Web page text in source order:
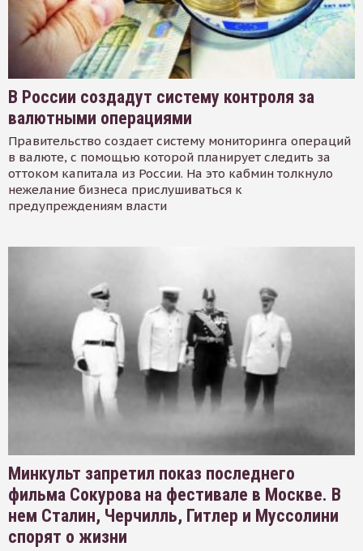
В России создадут систему контроля за
валютными операциями
Правительство создает систему мониторинга операций
в валюте, с помощью которой планирует следить за
оттоком капитала из России. На это кабмин толкнуло
нежелание бизнеса прислушиваться к
предупреждениям власти
Минкульт запретил показ последнего
фильма Сокурова на фестивале в Москве. В
нем Сталин, Черчилль, Гитлер и Муссолини
спорят о жизни